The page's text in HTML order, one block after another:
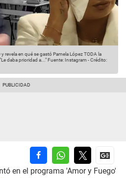
revela en qué se gastó Pamela López TODA la
daba prioridad a..."Fuente: Instagram -Crédito:
en el programa 'Amor y Fuego'